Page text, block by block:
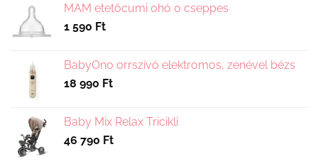
MAM etetőcumi 0hó 0 cseppes
1 590 Ft
BabyOno orrszívó elektromos, zenével bézs
18 990 Ft
Baby Mix Relax Tricikli
46 790 Ft